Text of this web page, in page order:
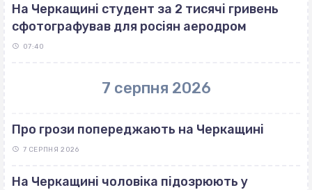
На Черкащині студент за 2 тисячі гривень
сфотографував для росіян аеродром
07:40
7 серпня 2026
Про грози попереджають на Черкащині
7 СЕРПНЯ 2026
На Черкащині чоловіка підозрюють у